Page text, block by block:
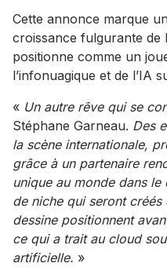
Cette annonce marque
croissance fulgurante de
positionne comme un
l’infonuagique et de l’IA
« Un autre rêve qui se
Stéphane Garneau. Des
la scène internationale,
grâce à un partenaire
unique au monde dans le
de niche qui seront créés
dessine positionnent
ce qui a trait au cloud
artificielle. »